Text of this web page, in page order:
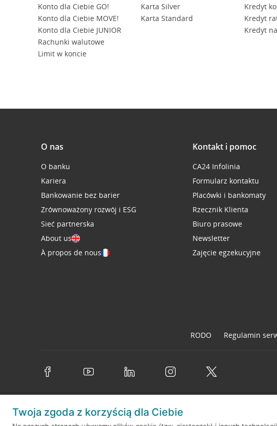
Konto dla Ciebie GO!
Konto dla Ciebie MOVE!
Konto dla Ciebie JUNIOR
Rachunki walutowe
Limit w koncie
Karta Silver
Karta Standard
Kredyt
Kredyt
Kredyt
O nas
O banku
Kariera
Bankowanie bez barier
Zrównoważony rozwój i ESG
Sieć partnerska
About us
À propos de nous
Kontakt i pomoc
CA24 Infolinia
Formularz kontaktu
Placówki i bankomaty
Rzecznik Klienta
Biuro prasowe
Newsletter
Zajęcie egzekucyjne
RODO Regulamin
© 2026 Credit Agricole Bank Polska S.A. Wszelkie prawa zastrzeżone
Twoja zgoda z korzyścią dla Ciebie